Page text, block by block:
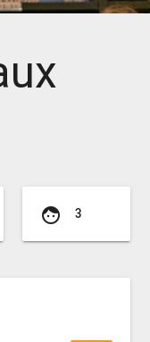
face 3